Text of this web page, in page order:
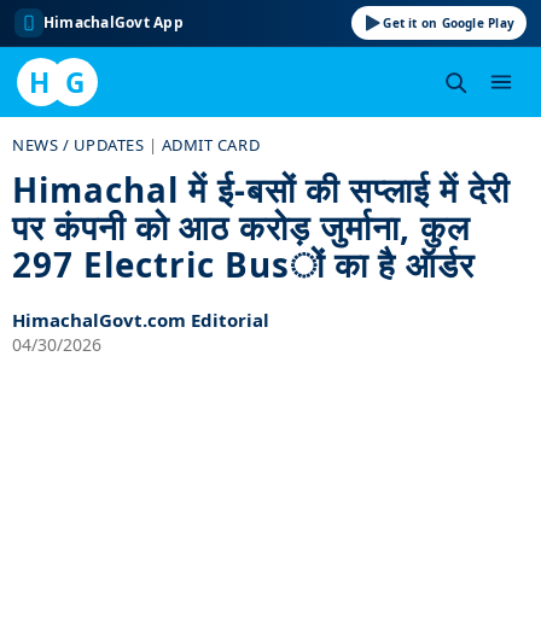
HimachalGovt App Get it on Google Play
H G
content
NEWS / UPDATES | ADMIT CARD
Himachal में ई-बसों की सप्लाई में देरी
पर कंपनी को आठ करोड़ जुर्माना, कुल
297 Electric Busों का है ऑर्डर
HimachalGovt.com Editorial
04/30/2026